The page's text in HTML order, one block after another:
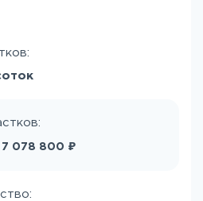
7 078 800 ₽